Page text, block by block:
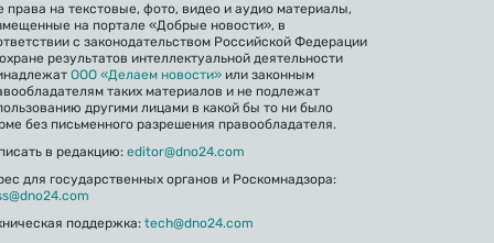
права на текстовые, фото, видео и аудио материалы,
на портале «Добрые новости», в
с законодательством Российской Федерации
результатов интеллектуальной деятельности
ООО «Делаем новости» или законным
таких материалов и не подлежат
другими лицами в какой бы то ни было
без письменного разрешения правообладателя.
в редакцию: editor@dno24.com
для государственных органов и Роскомнадзора:
поддержка: tech@dno24.com